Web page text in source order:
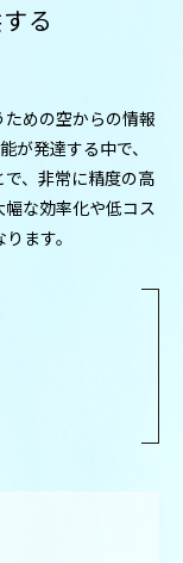
る
めの空からの情報
が発達する中で、
、非常に精度の高
な効率化や低コス
ます。